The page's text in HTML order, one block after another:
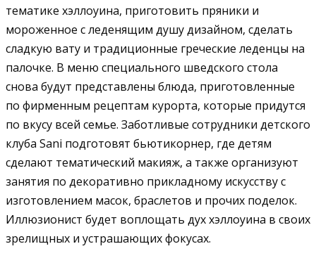
тематике хэллоуина, приготовить пряники и
мороженное с леденящим душу дизайном, сделать
сладкую вату и традиционные греческие леденцы на
палочке. В меню специального шведского стола
снова будут представлены блюда, приготовленные
по фирменным рецептам курорта, которые придутся
по вкусу всей семье. Заботливые сотрудники детского
клуба Sani подготовят бьютикорнер, где детям
сделают тематический макияж, а также организуют
занятия по декоративно прикладному искусству с
изготовлением масок, браслетов и прочих поделок.
Иллюзионист будет воплощать дух хэллоуина в своих
зрелищных и устрашающих фокусах.